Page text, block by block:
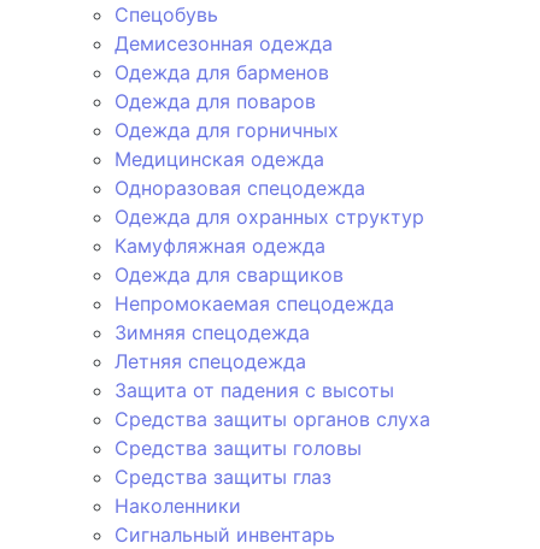
Спецобувь
Демисезонная одежда
Одежда для барменов
Одежда для поваров
Одежда для горничных
Медицинская одежда
Одноразовая спецодежда
Одежда для охранных структур
Камуфляжная одежда
Одежда для сварщиков
Непромокаемая спецодежда
Зимняя спецодежда
Летняя спецодежда
Защита от падения с высоты
Средства защиты органов слуха
Средства защиты головы
Средства защиты глаз
Наколенники
Сигнальный инвентарь